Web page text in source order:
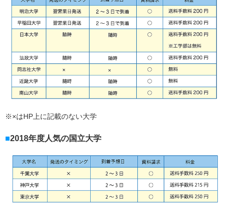
※×はHP上に記載のない大学
2018年度人気の国立大学